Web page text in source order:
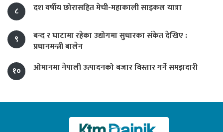
८ दश वर्षीय छोरासहित मेची-महाकाली साइकल यात्रा
९
बन्द र घाटामा रहेका उद्योगमा सुधारका संकेत देखिए :
प्रधानमन्त्री बालेन
१०
ओमानमा नेपाली उत्पादनको बजार विस्तार गर्ने समझदारी